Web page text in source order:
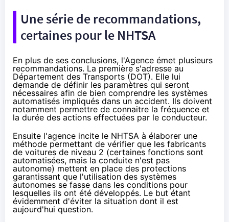
Une série de recommandations,
certaines pour le NHTSA
En plus de ses conclusions, l'Agence émet plusieurs
recommandations. La première s'adresse au
Département des Transports (DOT). Elle lui
demande de définir les paramètres qui seront
nécessaires afin de bien comprendre les systèmes
automatisés impliqués dans un accident. Ils doivent
notamment permettre de connaitre la fréquence et
la durée des actions effectuées par le conducteur.
Ensuite l'agence incite le NHTSA à élaborer une
méthode permettant de vérifier que les fabricants
de voitures de niveau 2 (certaines fonctions sont
automatisées, mais la conduite n'est pas
autonome) mettent en place des protections
garantissant que l'utilisation des systèmes
autonomes se fasse dans les conditions pour
lesquelles ils ont été développés. Le but étant
évidemment d'éviter la situation dont il est
aujourd'hui question.